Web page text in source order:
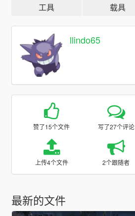
工具 载具
llindo65
赞了15个文件 写了27个评论
上传4个文件 2个跟随者
最新的文件